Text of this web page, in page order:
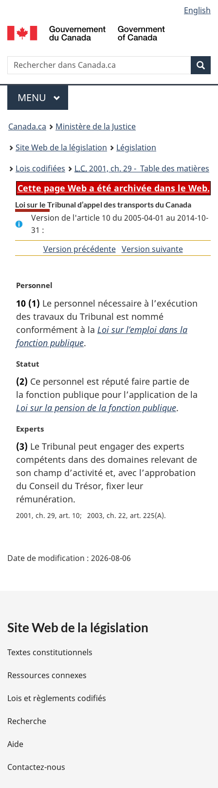
au
contenu
propos
de
la
HTML
simplifiée
selection
English
Recherche
Menu
MENU PRINCIPAL
You
are
here:
Canada.ca
Ministère de la Justice
Site Web de la législation
Législation
Lois codifiées
L.C. 2001, ch. 29 - Table des matières
Cette page Web a été archivée dans le Web.
Loi sur le Tribunal d’appel des transports du Canada
Version de l'article 10 du 2005-04-01 au 2014-10-
31 :
Version précédentedeVersion suivantede
N
t
e
m
a
r
g
n
a
l
e
:
Personnel
10 (1) Le personnel nécessaire à l’exécution
des travaux du Tribunal est nommé
conformément à la Loi sur l’emploi dans la
fonction publique.
N
t
e
m
r
i
n
a
e
:
Statut
(2) Ce personnel est réputé faire partie de
la fonction publique pour l’application de la
Loi sur la pension de la fonction publique.
N
t
e
m
a
g
i
e
Experts
(3) Le Tribunal peut engager des experts
compétents dans des domaines relevant de
son champ d’activité et, avec l’approbation
du Conseil du Trésor, fixer leur
rémunération.
2001, ch. 29, art. 10 2003, ch. 22, art. 225(A)
é
i
l
s
d
e
l
Date de modification : 2026-08-06
Site Web de la législation
Textes constitutionnels
Ressources connexes
Lois et règlements codifiés
Recherche
Aide
Contactez-nous